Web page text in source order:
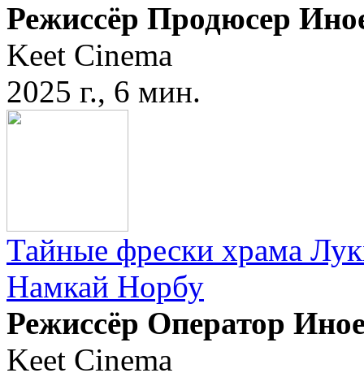
Режиссёр Продюсер
Keet Cinema
2025 г., 6 мин.
Тайные фрески храма
Намкай Норбу
Режиссёр Оператор
Keet Cinema